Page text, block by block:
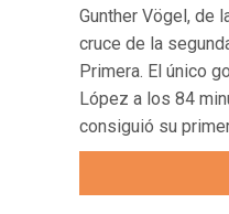
Gunther Vögel, de
cruce de la
Primera. El único
López a los 84
consiguió su